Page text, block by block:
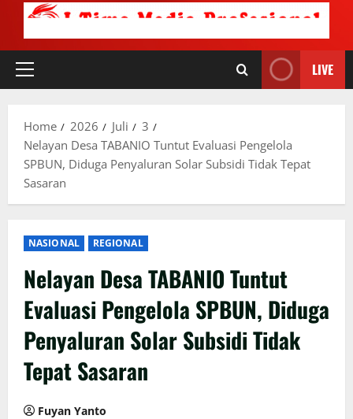
Primary
LIVE
Home 2026 Juli
3
Nelayan Desa TABANIO Tuntut Evaluasi Pengelola
SPBUN, Diduga Penyaluran Solar Subsidi Tidak Tepat
Sasaran
NASIONAL REGIONAL
Nelayan Desa TABANIO Tuntut
Evaluasi Pengelola SPBUN, Diduga
Penyaluran Solar Subsidi Tidak
Tepat Sasaran
Fuyan Yanto